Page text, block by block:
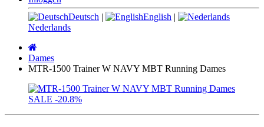
Deutsch | English |
Nederlands
Dames
MTR-1500 Trainer W NAVY MBT Running Dames
SALE -20.8%